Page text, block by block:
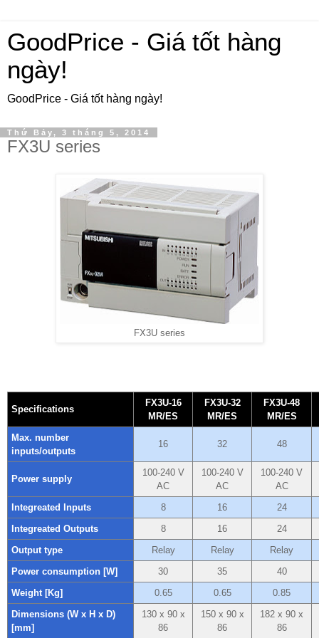
GoodPrice - Giá tốt hàng
ngày!
GoodPrice - Giá tốt hàng ngày!
Thứ Bảy, 3 tháng 5, 2014
FX3U series
FX3U series
Specifications
FX3U-16
MR/ES
FX3U-32
MR/ES
FX3U-48
MR/ES
Max. number
inputs/outputs
16 32 48
Power supply
100-240 V
AC
100-240 V
AC
100-240 V
AC
Integreated Inputs
8 16
24
Integreated Outputs
8 16
24
Output type
Relay Relay
Relay
Power consumption [W]
30 35
40
Weight [Kg]
0.65 0.65
0.85
Dimensions (W x H x D)
[mm]
130 x 90 x
86
150 x 90 x
86
182 x 90 x
86